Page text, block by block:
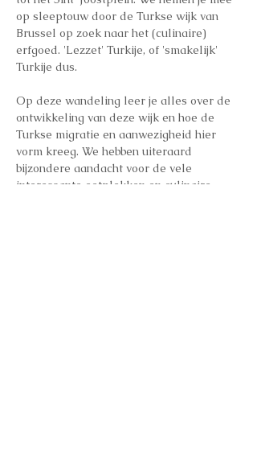
op sleeptouw door de Turkse wijk van
Brussel op zoek naar het (culinaire)
erfgoed. 'Lezzet' Turkije, of 'smakelijk'
Turkije dus.
Op deze wandeling leer je alles over de
ontwikkeling van deze wijk en hoe de
Turkse migratie en aanwezigheid hier
vorm kreeg. We hebben uiteraard
bijzondere aandacht voor de vele
interessante eetplekken en culinaire